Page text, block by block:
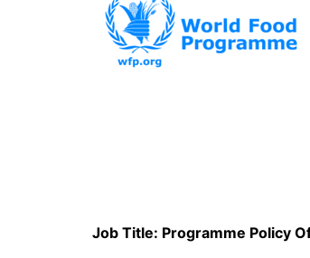
Job Title: Programme Policy